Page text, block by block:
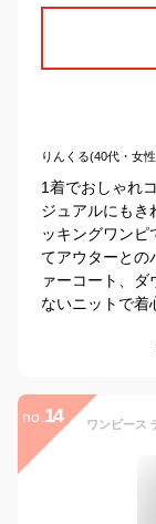
りんくる(40代・女
1着でおしゃれ
ジュアルにもき
ッキングワン
てアウターとの
ァーコート、
ないニットで着
no. 14